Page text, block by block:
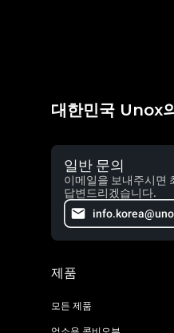
대한민국 Unox
일반 문의
이메일을 보내주시면
답변드리겠습니다.
제품
모든 제품